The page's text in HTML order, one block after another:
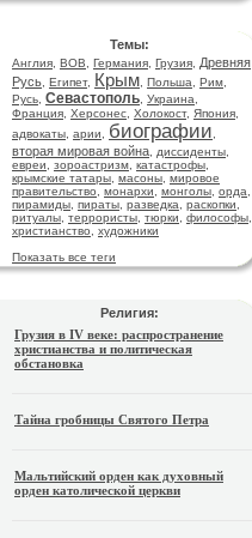
Темы:
Англия ВОВ Германия Грузия
Древняя
Русь Египет, Крым Польша Рим
Русь Севастополь Украина
Франция Херсонес Холокост, Япония
адвокаты арии биографии
вторая мировая война диссиденты
евреи
зороастризм катастрофы
крымские татары масоны мировое
правительство
монархи монголы орда
пирамиды пираты разведка раскопки
ритуалы террористы тюрки философы
христианство
художники
Показать все теги
Религия:
Грузия в IV веке: распространение
христианства и политическая
обстановка
Тайна гробницы Святого Петра
Мальтийский орден как духовный
орден католической церкви